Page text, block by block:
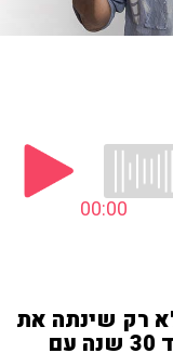
00:00
רק שינתה את
הדת, היא גם הוסיפה לעצמה עוד 30 שנה עם